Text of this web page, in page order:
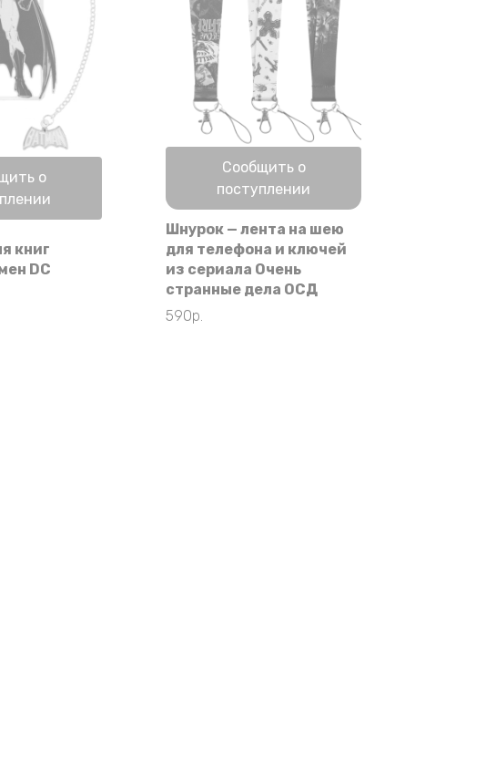
о
книг
DC
Нет в наличии
Сообщить о
поступлении
Шнурок — лента на шею
для телефона и ключей
из сериала Очень
странные дела ОСД
590р.